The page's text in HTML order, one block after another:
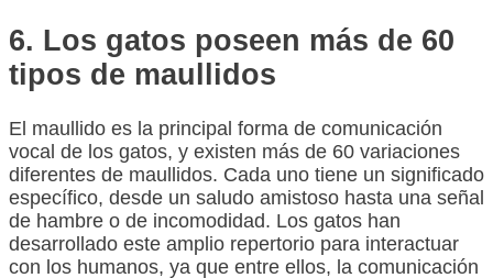
6. Los gatos poseen más de 60
tipos de maullidos
El maullido es la principal forma de comunicación
vocal de los gatos, y existen más de 60 variaciones
diferentes de maullidos. Cada uno tiene un significado
específico, desde un saludo amistoso hasta una señal
de hambre o de incomodidad. Los gatos han
desarrollado este amplio repertorio para interactuar
con los humanos, ya que entre ellos, la comunicación